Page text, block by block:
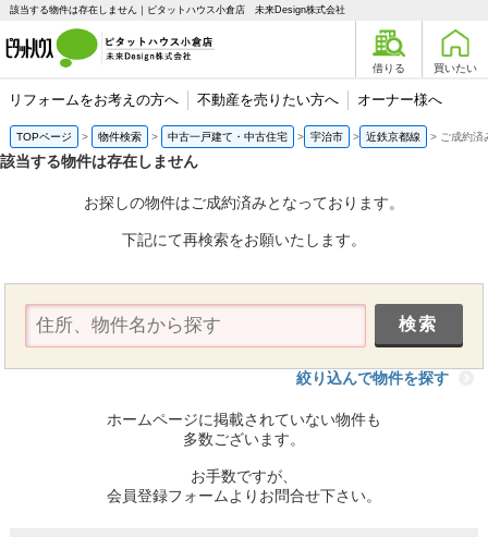
該当する物件は存在しません｜ピタットハウス小倉店 未来Design株式会社
借りる 買いたい
リフォームをお考えの方へ 不動産を売りたい方へ オーナー様へ
TOPページ 物件検索 中古一戸建て・中古住宅 宇治市 近鉄京都線 ご成約済
該当する物件は存在しません
お探しの物件はご成約済みとなっております。
下記にて再検索をお願いたします。
絞り込んで物件を探す
ホームページに掲載されていない物件も
多数ございます。
お手数ですが、
会員登録フォームよりお問合せ下さい。